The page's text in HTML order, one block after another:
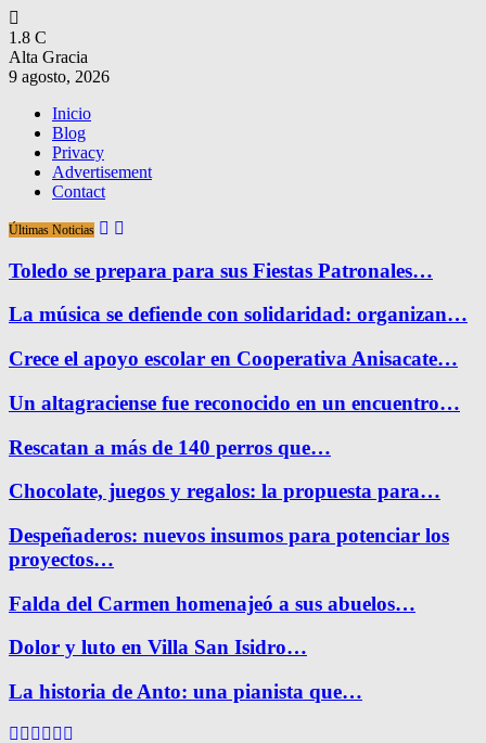
1.8 C
Alta Gracia
9 agosto, 2026
Inicio
Blog
Privacy
Advertisement
Contact
Últimas Noticias
Toledo se prepara para sus Fiestas Patronales…
La música se defiende con solidaridad: organizan…
Crece el apoyo escolar en Cooperativa Anisacate…
Un altagraciense fue reconocido en un encuentro…
Rescatan a más de 140 perros que…
Chocolate, juegos y regalos: la propuesta para…
Despeñaderos: nuevos insumos para potenciar los
proyectos…
Falda del Carmen homenajeó a sus abuelos…
Dolor y luto en Villa San Isidro…
La historia de Anto: una pianista que…
Facebook
Twitter
Instagram
Pinterest
Google